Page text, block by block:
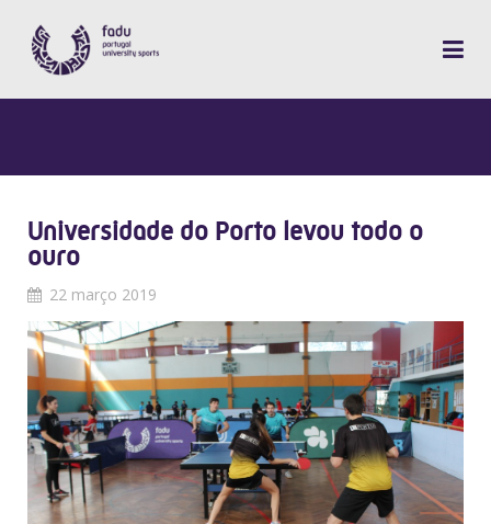
Universidade do Porto levou todo o
ouro
22 março 2019